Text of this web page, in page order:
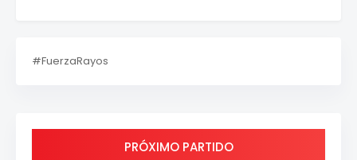
#FuerzaRayos
PRÓXIMO PARTIDO